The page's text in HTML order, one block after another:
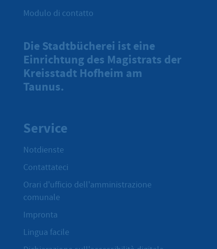
Modulo di contatto
Die Stadtbücherei ist eine
Einrichtung des Magistrats der
Kreisstadt Hofheim am
Taunus.
Service
Notdienste
Contattateci
Orari d'ufficio dell'amministrazione
comunale
Impronta
Lingua facile